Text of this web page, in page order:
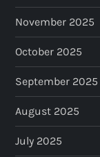
o
n
November 2025
October 2025
September 2025
August 2025
July 2025